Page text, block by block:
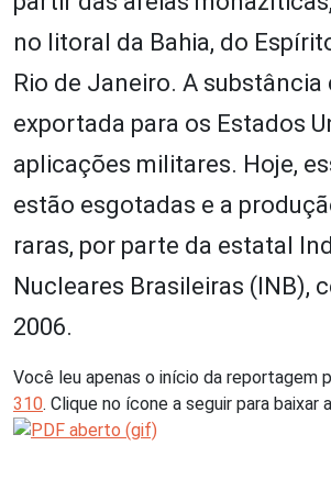
no litoral da Bahia, do
Rio de Janeiro. A substância
exportada para os Estados
aplicações militares. Hoje,
estão esgotadas e a
raras, por parte da estatal
Nucleares Brasileiras (INB),
2006.
Você leu apenas o início da reportagem
310. Clique no ícone a seguir para baixar